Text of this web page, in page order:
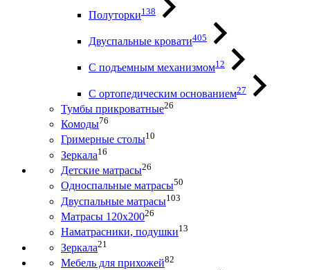
Полуторки138
Двуспальные кровати405
С подъемным механизмом12
С ортопедическим основанием27
Тумбы прикроватные26
Комоды76
Гримерные столы10
Зеркала16
Детские матрасы26
Односпальные матрасы50
Двуспальные матрасы103
Матрасы 120х20026
Наматрасники, подушки13
Зеркала21
Мебель для прихожей82